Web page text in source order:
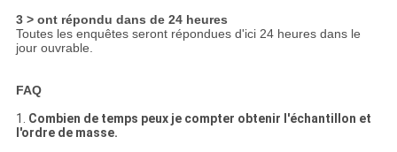
3 > ont répondu dans de 24 heures
Toutes les enquêtes seront répondues d'ici 24 heures dans le
jour ouvrable.
FAQ
1. Combien de temps peux je compter obtenir l'échantillon et
l'ordre de masse.